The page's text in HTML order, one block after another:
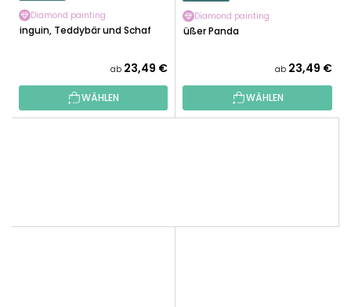
Diamond painting
Pinguin, Teddybär und Schaf
ab 23,49 €
WÄHLEN
Diamond painting
Süßer Panda
ab 23,49 €
WÄHLEN